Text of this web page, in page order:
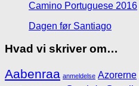
Camino Portuguese 2016
Dagen før Santiago
Hvad vi skriver om…
Aabenraa anmeldelse Azorerne